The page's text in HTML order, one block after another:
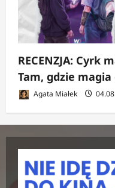
RECENZJA: Cyrk
Tam, gdzie
Agata Miałek